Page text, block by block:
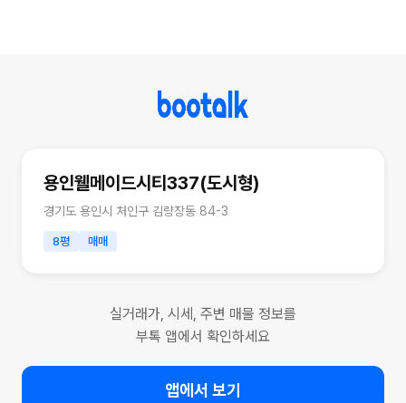
용인웰메이드시티337(도시형)
경기도 용인시 처인구 김량장동 84-3
8평 매매
실거래가, 시세, 주변 매물 정보를
부톡 앱에서 확인하세요
앱에서 보기